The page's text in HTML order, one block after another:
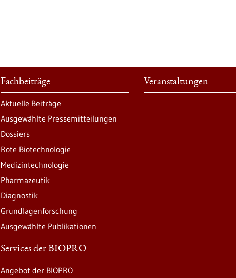
Fachbeiträge
Aktuelle Beiträge
Ausgewählte Pressemitteilungen
Dossiers
Rote Biotechnologie
Medizintechnologie
Pharmazeutik
Diagnostik
Grundlagenforschung
Ausgewählte Publikationen
Veranstaltungen
Services der BIOPRO
Angebot der BIOPRO